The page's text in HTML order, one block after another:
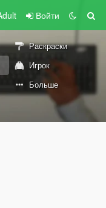
Войти
Раскраски
Игрок
Больше